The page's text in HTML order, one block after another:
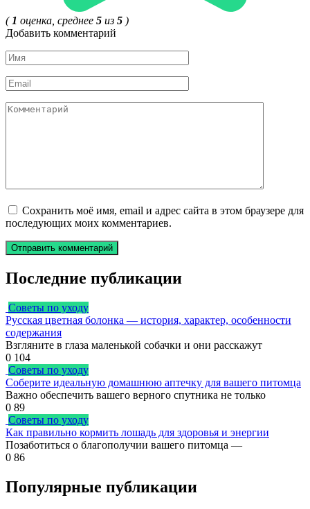
( 1 оценка, среднее 5 из 5 )
Добавить комментарий
Имя
*
Email
*
Комментарий
Сохранить моё имя, email и адрес сайта в этом браузере для
последующих моих комментариев.
Последние публикации
Советы по уходу
Русская цветная болонка — история, характер, особенности
содержания
Взгляните в глаза маленькой собачки и они расскажут
0 104
Советы по уходу
Соберите идеальную домашнюю аптечку для вашего питомца
Важно обеспечить вашего верного спутника не только
0 89
Советы по уходу
Как правильно кормить лошадь для здоровья и энергии
Позаботиться о благополучии вашего питомца —
0 86
Популярные публикации